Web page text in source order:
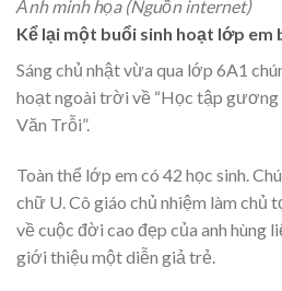
Ảnh minh họa (Nguồn internet)
Kể lại một buổi sinh hoạt lớp em
Sáng chủ nhật vừa qua lớp 6A1
hoạt ngoài trời về “Học tập gương
Văn Trỗi”.
Toàn thể lớp em có 42 học sinh.
chữ U. Cô giáo chủ nhiệm làm chủ
về cuộc đời cao đẹp của anh hùng
giới thiệu một diễn giả trẻ.